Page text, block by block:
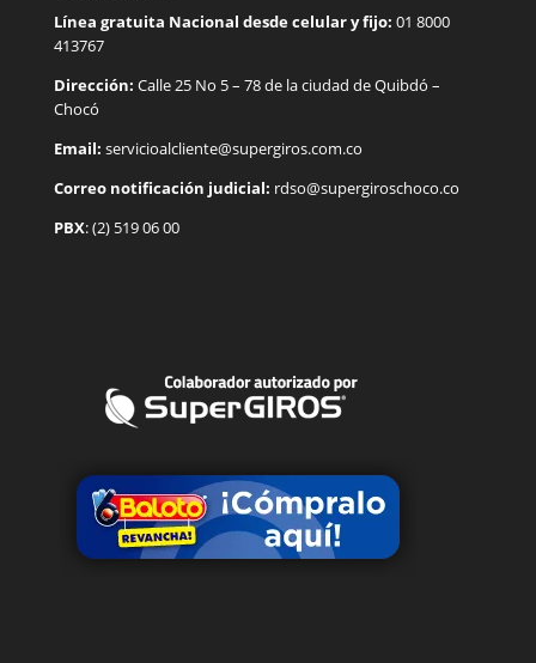
Línea gratuita Nacional desde celular y fijo: 01 8000
413767
Dirección: Calle 25 No 5 – 78 de la ciudad de Quibdó –
Chocó
Email: servicioalcliente@supergiros.com.co
Correo notificación judicial: rdso@supergiroschoco.co
PBX: (2) 519 06 00